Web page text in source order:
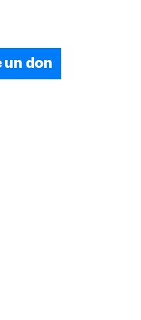
un don